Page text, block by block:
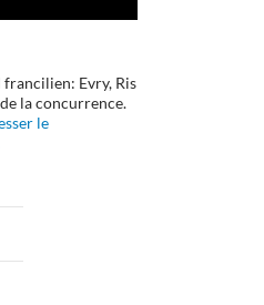
francilien: Evry, Ris
la concurrence.
le